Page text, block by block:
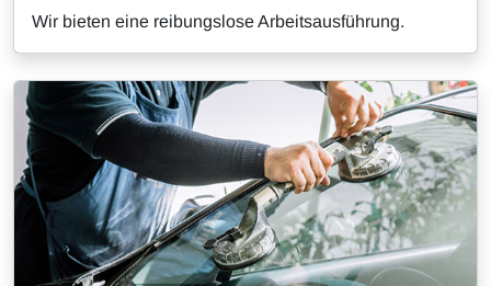
Wir bieten eine reibungslose Arbeitsausführung.